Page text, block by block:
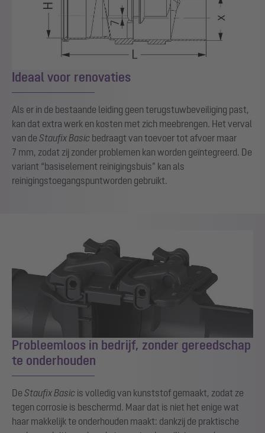
Ideaal voor renovaties
Als er in de bestaande leiding geen terugstuwbeveiliging past,
kan dat extra werk en kosten met zich meebrengen. Het verval
van de StaufixBasic bedraagt van toevoer tot afvoer maar
7 mm, zodat zij zonder problemen kan worden geïntegreerd. De
variant “basiselement reinigingsbuis” kan als
reinigingstoegangspuntworden gebruikt.
Probleemloos in bedrijf, zonder gereedschap
te onderhouden
De StaufixBasic is volledig van kunststof gemaakt, zodat ze
tegen corrosie is beschermd. Maar dat is niet het enige wat
haar makkelijk te onderhouden maakt: dankzij de praktische